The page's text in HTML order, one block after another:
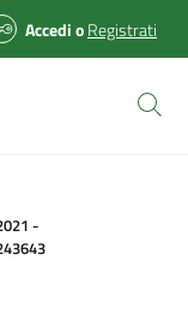
AccedioRegistrati
-